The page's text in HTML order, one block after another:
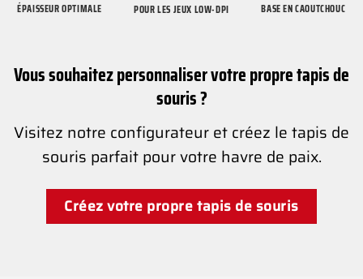
ÉPAISSEUR OPTIMALE POUR LES JEUX LOW-DPI BASE EN CAOUTCHOUC
Vous souhaitez personnaliser votre propre tapis de
souris ?
Visitez notre configurateur et créez le tapis de
souris parfait pour votre havre de paix.
Créez votre propre tapis de souris